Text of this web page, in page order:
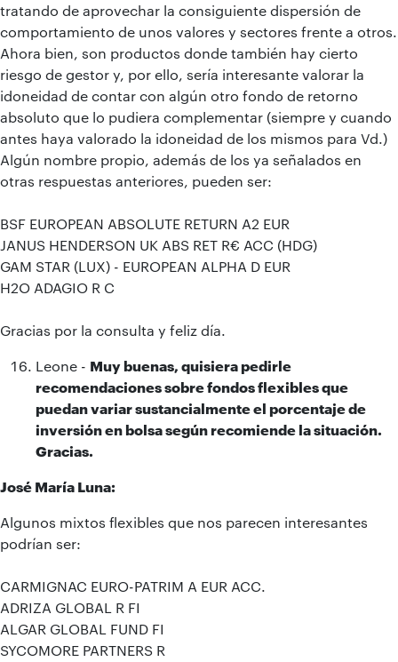
tratando de aprovechar la consiguiente dispersión de
comportamiento de unos valores y sectores frente a otros.
Ahora bien, son productos donde también hay cierto
riesgo de gestor y, por ello, sería interesante valorar la
idoneidad de contar con algún otro fondo de retorno
absoluto que lo pudiera complementar (siempre y cuando
antes haya valorado la idoneidad de los mismos para Vd.)
Algún nombre propio, además de los ya señalados en
otras respuestas anteriores, pueden ser:
BSF EUROPEAN ABSOLUTE RETURN A2 EUR
JANUS HENDERSON UK ABS RET R€ ACC (HDG)
GAM STAR (LUX) - EUROPEAN ALPHA D EUR
H2O ADAGIO R C
Gracias por la consulta y feliz día.
Leone - Muy buenas, quisiera pedirle
recomendaciones sobre fondos flexibles que
puedan variar sustancialmente el porcentaje de
inversión en bolsa según recomiende la situación.
Gracias.
José María Luna:
Algunos mixtos flexibles que nos parecen interesantes
podrían ser:
CARMIGNAC EURO-PATRIM A EUR ACC.
ADRIZA GLOBAL R FI
ALGAR GLOBAL FUND FI
SYCOMORE PARTNERS R